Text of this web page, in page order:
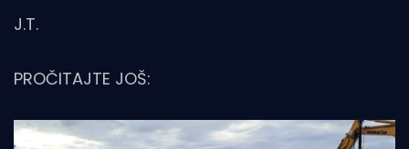
J.T.
PROČITAJTE JOŠ: